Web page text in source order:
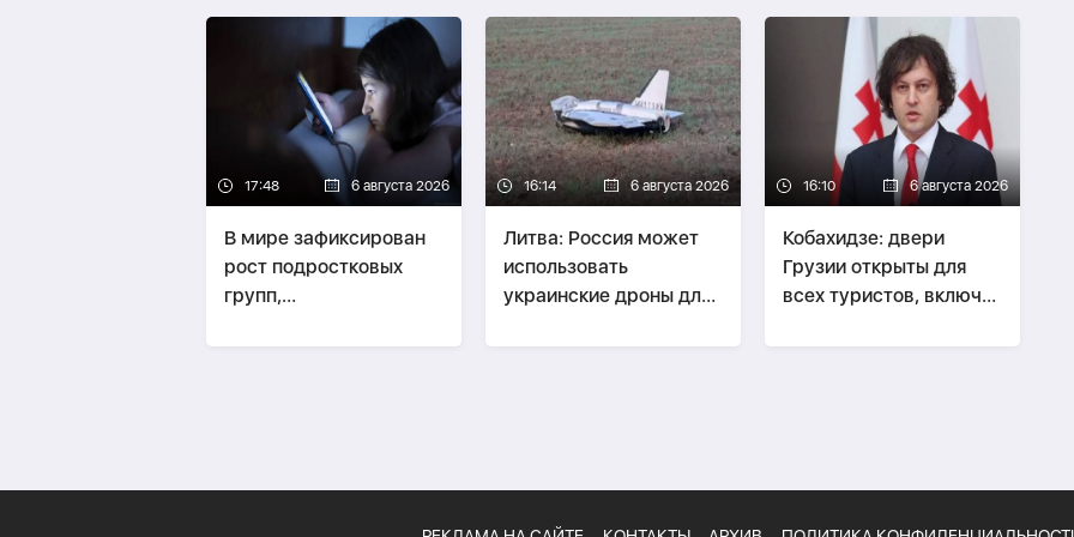
17:48 6 августа 2026
В мире зафиксирован
рост подростковых
групп,
насилие в интернете
16:14 6 августа 2026
Литва: Россия может
использовать
украинские дроны для
Балтии
16:10 6 августа 2026
Кобахидзе: двери
Грузии открыты для
всех туристов, включая